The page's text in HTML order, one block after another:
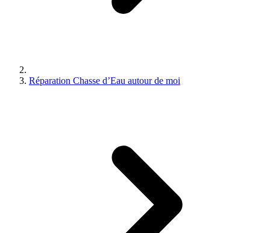
Réparation Chasse d’Eau autour de moi